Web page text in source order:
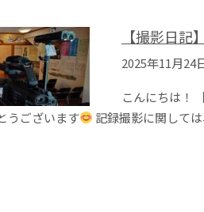
【撮影日記
2025年11月24
こんにちは！
うございます
記録撮影に関して